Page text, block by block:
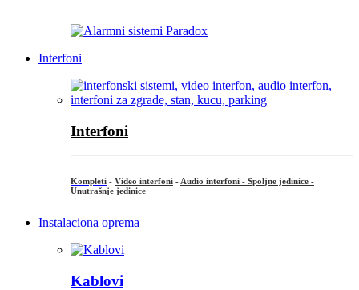
Interfoni
Interfoni
Kompleti - Video interfoni - Audio interfoni - Spoljne jedinice -
Unutrašnje jedinice
Instalaciona oprema
Kablovi